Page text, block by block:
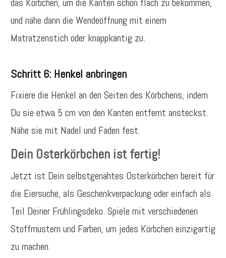
und nähe dann die Wendeöffnung mit einem
Matratzenstich oder knappkantig zu.
Schritt 6: Henkel anbringen
Fixiere die Henkel an den Seiten des Körbchens, indem
Du sie etwa 5 cm von den Kanten entfernt ansteckst.
Nähe sie mit Nadel und Faden fest.
Dein Osterkörbchen ist fertig!
Jetzt ist Dein selbstgenähtes Osterkörbchen bereit für
die Eiersuche, als Geschenkverpackung oder einfach als
Teil Deiner Frühlingsdeko. Spiele mit verschiedenen
Stoffmustern und Farben, um jedes Körbchen einzigartig
zu machen.